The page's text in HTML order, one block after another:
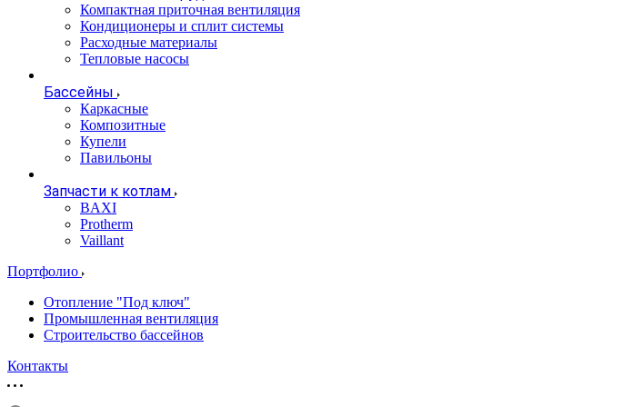
Компактная приточная вентиляция
Кондиционеры и сплит системы
Расходные материалы
Тепловые насосы
Бассейны
Каркасные
Композитные
Купели
Павильоны
Запчасти к котлам
BAXI
Protherm
Vaillant
Портфолио
Отопление "Под ключ"
Промышленная вентиляция
Строительство бассейнов
Контакты